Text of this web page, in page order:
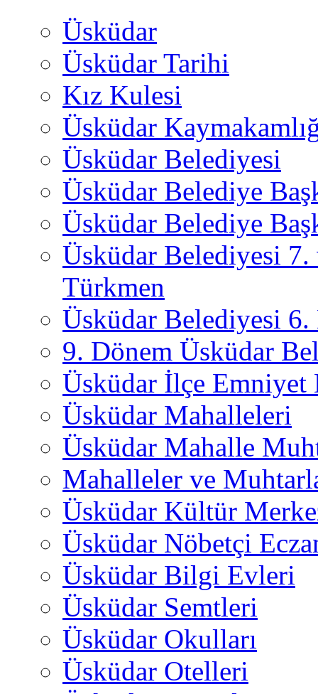
Üsküdar
Üsküdar Tarihi
Kız Kulesi
Üsküdar
Üsküdar Belediyesi
Üsküdar Belediye
Üsküdar Belediye
Üsküdar Belediyesi
Türkmen
Üsküdar Belediyesi 6.
9. Dönem Üsküdar
Üsküdar İlçe
Üsküdar Mahalleleri
Üsküdar Mahalle
Mahalleler ve
Üsküdar Kültür
Üsküdar Nöbetçi
Üsküdar Bilgi Evleri
Üsküdar Semtleri
Üsküdar Okulları
Üsküdar Otelleri